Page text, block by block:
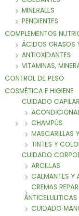
MINERALES
PENDIENTES
COMPLEMENTOS
ÁCIDOS GRASOS
ANTIOXIDANTES
VITAMINAS,
CONTROL DE PESO
COSMÉTICA E HIGIENE
CUIDADO CAPILAR
CHAMPÚS
MASCARILLAS
TINTES Y
CUIDADO
ARCILLAS
CALMANTES Y
CREMAS
ANTICELULITICAS
CUIDADO